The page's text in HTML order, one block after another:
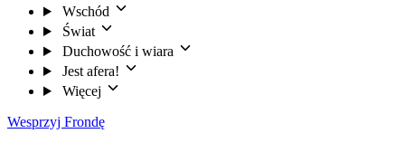
Wschód
Świat
Duchowość i wiara
Jest afera!
Więcej
Wesprzyj Frondę